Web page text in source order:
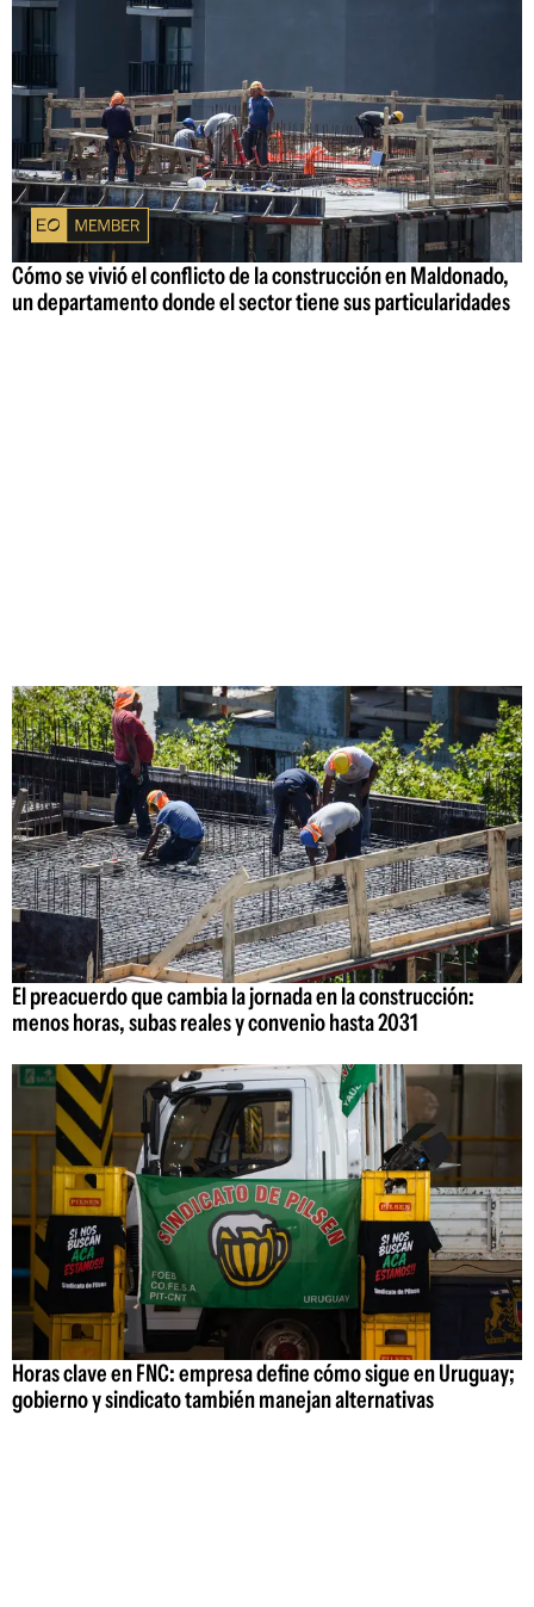
Cómo se vivió el conflicto de la construcción en Maldonado,
un departamento donde el sector tiene sus particularidades
El preacuerdo que cambia la jornada en la construcción:
menos horas, subas reales y convenio hasta 2031
Horas clave en FNC: empresa define cómo sigue en Uruguay;
gobierno y sindicato también manejan alternativas